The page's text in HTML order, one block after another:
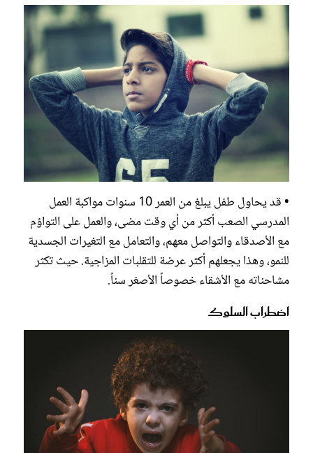
• قد يحاول طفل يبلغ من العمر 10 سنوات مواكبة العمل
المدرسي الصعب أكثر من أي وقت مضى، والعمل على التواؤم
مع الأصدقاء والتواصل معهم، والتعامل مع التغيرات الجسدية
للنمو، وهذا يجعلهم أكثر عرضة للتقلبات المزاجية. حيث تكثر
مشاحناته مع الأشقاء خصوصاً الأصغر سناً.
اضطراب السلوك